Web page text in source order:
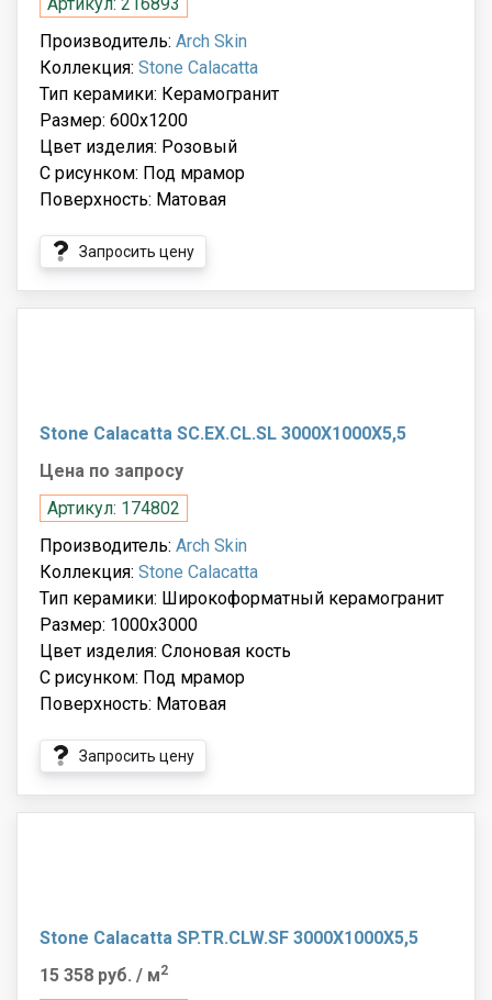
Производитель: Arch Skin
Коллекция: Stone Calacatta
Тип керамики: Керамогранит
Размер: 600x1200
Цвет изделия: Розовый
С рисунком: Под мрамор
Поверхность: Матовая
Запросить цену
Stone Calacatta SC.EX.CL.SL 3000X1000X5,5
Цена по запросу
Артикул: 174802
Производитель: Arch Skin
Коллекция: Stone Calacatta
Тип керамики: Широкоформатный керамогранит
Размер: 1000x3000
Цвет изделия: Слоновая кость
С рисунком: Под мрамор
Поверхность: Матовая
Запросить цену
Stone Calacatta SP.TR.CLW.SF 3000X1000X5,5
15 358 руб. / м2